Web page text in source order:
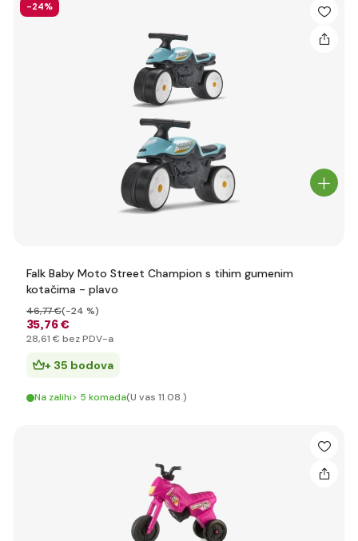
-24%
Falk Baby Moto Street Champion s tihim gumenim
kotačima - plavo
35,76 €
46,77 €(-24 %)
28,61 € bez PDV-a
+ 35 bodova
Na zalihi> 5 komada(U vas 11.08.)